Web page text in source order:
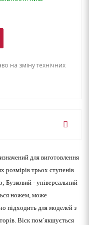
на зміну технічних
для виготовлення
розмірів трьох ступенів
Бузковий - універсальний
ножем, може
підходить для моделей з
Віск пом`якшується